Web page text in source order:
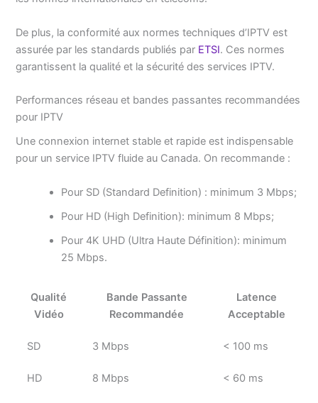
De plus, la conformité aux normes techniques d’IPTV est
assurée par les standards publiés par ETSI. Ces normes
garantissent la qualité et la sécurité des services IPTV.
Performances réseau et bandes passantes recommandées
pour IPTV
Une connexion internet stable et rapide est indispensable
pour un service IPTV fluide au Canada. On recommande :
Pour SD (Standard Definition) : minimum 3 Mbps;
Pour HD (High Definition): minimum 8 Mbps;
Pour 4K UHD (Ultra Haute Définition): minimum
25 Mbps.
Qualité
Vidéo
Bande Passante
Recommandée
Latence
Acceptable
SD 3 Mbps < 100 ms
HD 8 Mbps < 60 ms